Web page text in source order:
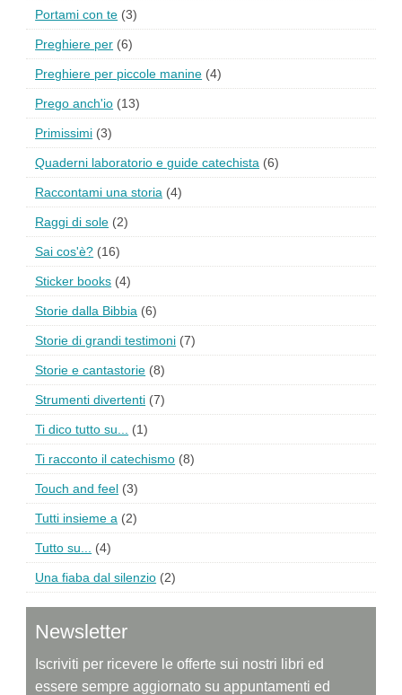
Portami con te (3)
Preghiere per (6)
Preghiere per piccole manine (4)
Prego anch'io (13)
Primissimi (3)
Quaderni laboratorio e guide catechista (6)
Raccontami una storia (4)
Raggi di sole (2)
Sai cos'è? (16)
Sticker books (4)
Storie dalla Bibbia (6)
Storie di grandi testimoni (7)
Storie e cantastorie (8)
Strumenti divertenti (7)
Ti dico tutto su... (1)
Ti racconto il catechismo (8)
Touch and feel (3)
Tutti insieme a (2)
Tutto su... (4)
Una fiaba dal silenzio (2)
Newsletter
Iscriviti per ricevere le offerte sui nostri libri ed
essere sempre aggiornato su appuntamenti ed